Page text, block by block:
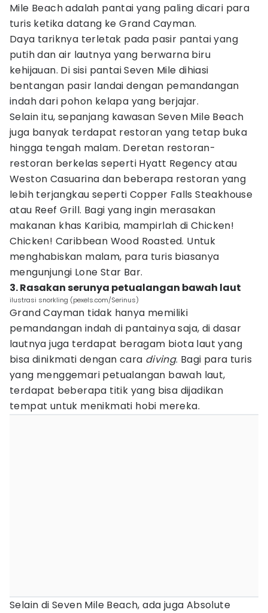
Mile Beach adalah pantai yang paling dicari para
turis ketika datang ke Grand Cayman.
Daya tariknya terletak pada pasir pantai yang
putih dan air lautnya yang berwarna biru
kehijauan. Di sisi pantai Seven Mile dihiasi
bentangan pasir landai dengan pemandangan
indah dari pohon kelapa yang berjajar.
Selain itu, sepanjang kawasan Seven Mile Beach
juga banyak terdapat restoran yang tetap buka
hingga tengah malam. Deretan restoran-
restoran berkelas seperti Hyatt Regency atau
Weston Casuarina dan beberapa restoran yang
lebih terjangkau seperti Copper Falls Steakhouse
atau Reef Grill. Bagi yang ingin merasakan
makanan khas Karibia, mampirlah di Chicken!
Chicken! Caribbean Wood Roasted. Untuk
menghabiskan malam, para turis biasanya
mengunjungi Lone Star Bar.
3. Rasakan serunya petualangan bawah laut
ilustrasi snorkling (pexels.com/Serinus)
Grand Cayman tidak hanya memiliki
pemandangan indah di pantainya saja, di dasar
lautnya juga terdapat beragam biota laut yang
bisa dinikmati dengan cara diving. Bagi para turis
yang menggemari petualangan bawah laut,
terdapat beberapa titik yang bisa dijadikan
tempat untuk menikmati hobi mereka.
Selain di Seven Mile Beach, ada juga Absolute